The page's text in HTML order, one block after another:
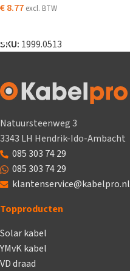
€8.77 excl. BTW
SKU: 1999.0513
Natuursteenweg 3
3343 LH Hendrik-Ido-Ambacht
085 303 74 29
085 303 74 29
klantenservice@kabelpro.nl
Topproducten
Solar kabel
YMvK kabel
VD draad